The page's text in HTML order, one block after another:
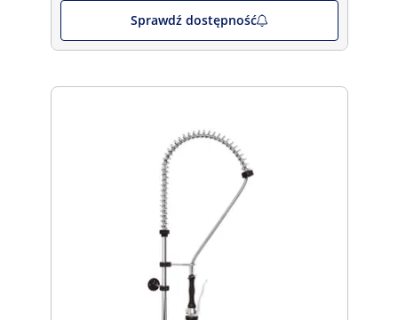
Sprawdź dostępność